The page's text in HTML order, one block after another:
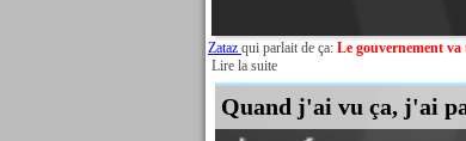
Zataz qui parlait de ça: Le gouvernement
Lire la suite
Quand j'ai vu ça, j'ai